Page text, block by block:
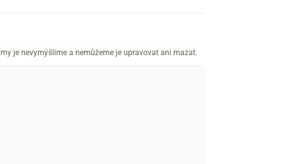
je nevymýšlíme a nemůžeme je upravovat ani mazat.